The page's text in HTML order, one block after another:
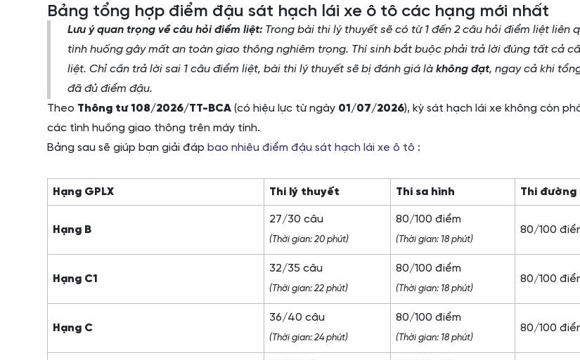
Bảng tổng hợp điểm đậu sát hạch lái xe ô tô các hạng mới nhất
Lưu ý quan trọng về câu hỏi điểm liệt: Trong bài thi lý thuyết sẽ có từ 1 đến 2 câu hỏi điểm liệt liên
tình huống gây mất an toàn giao thông nghiêm trọng. Thí sinh bắt buộc phải trả lời đúng tất cả
liệt. Chỉ cần trả lời sai 1 câu điểm liệt, bài thi lý thuyết sẽ bị đánh giá là không đạt, ngay cả khi
đã đủ điểm đậu.
Theo Thông tư 108/2026/TT-BCA (có hiệu lực từ ngày 01/07/2026), kỳ sát hạch lái xe không còn
các tình huống giao thông trên máy tính.
Bảng sau sẽ giúp bạn giải đáp bao nhiêu điểm đậu sát hạch lái xe ô tô :
Hạng GPLX Thi lý thuyết Thi sa hình Thi
Hạng B
27/30 câu
(Thời gian: 20 phút)
80/100 điểm
(Thời gian: 18 phút)
80/100
Hạng C1
32/35 câu
(Thời gian: 22 phút)
80/100 điểm
(Thời gian: 18 phút)
80/100
Hạng C
36/40 câu
(Thời gian: 24 phút)
80/100 điểm
(Thời gian: 18 phút)
80/100